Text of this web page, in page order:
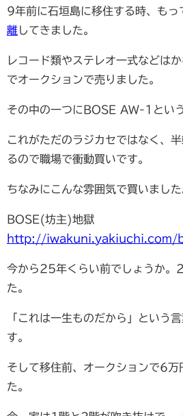
9年前に石垣島に移住する時、もっ
離してきました。
レコード類やステレオ一式などは
でオークションで売りました。
その中の一つにBOSE AW-1とい
これがただのラジカセではなく、
るので職場で衝動買いです。
ちなみにこんな雰囲気で買いました
BOSE(坊主)地獄
http://iwakuni.yakiuchi.com/
今から25年くらい前でしょうか。
た。
「これは一生ものだから」という
す。
そして移住前、オークションで6万
た。